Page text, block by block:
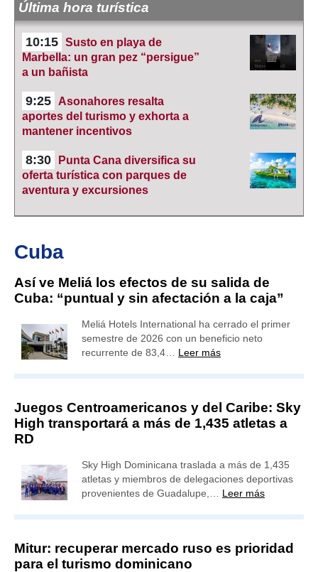
Última hora turística
10:15 Susto en playa de
Marbella: un gran pez “persigue”
a un bañista
9:25
Asonahores resalta
aportes del turismo y exhorta a
mantener incentivos
8:30
Punta Cana diversifica su
oferta turística con parques de
aventura y excursiones
Cuba
Así ve Meliá los efectos de su salida de
Cuba: “puntual y sin afectación a la caja”
Meliá Hotels International ha cerrado el primer
semestre de 2026 con un beneficio neto
recurrente de 83,4… Leer más
Juegos Centroamericanos y del Caribe: Sky
High transportará a más de 1,435 atletas a
RD
Sky High Dominicana traslada a más de 1,435
atletas y miembros de delegaciones deportivas
provenientes de Guadalupe,… Leer más
Mitur: recuperar mercado ruso es prioridad
para el turismo dominicano